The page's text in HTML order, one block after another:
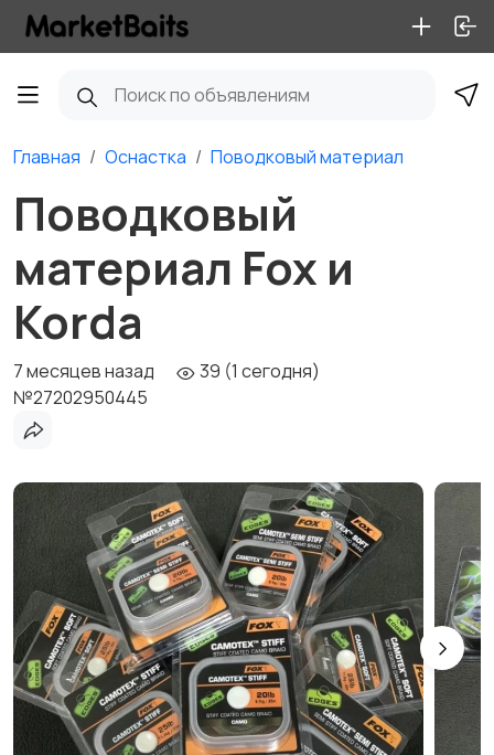
Главная Оснастка Поводковый материал
Поводковый
материал Fox и
Korda
7 месяцев назад
39 (1 сегодня)
№27202950445